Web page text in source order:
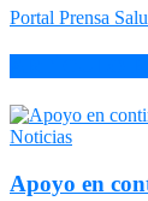
Portal Prensa
Noticias
Apoyo en